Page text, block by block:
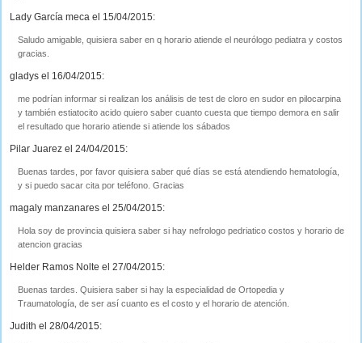
Lady García meca el 15/04/2015:
Saludo amigable, quisiera saber en q horario atiende el neurólogo pediatra y costos
gracias.
gladys el 16/04/2015:
me podrían informar si realizan los análisis de test de cloro en sudor en pilocarpina
y también estiatocito acido quiero saber cuanto cuesta que tiempo demora en salir
el resultado que horario atiende si atiende los sábados
Pilar Juarez el 24/04/2015:
Buenas tardes, por favor quisiera saber qué días se está atendiendo hematología,
y si puedo sacar cita por teléfono. Gracias
magaly manzanares el 25/04/2015:
Hola soy de provincia quisiera saber si hay nefrologo pedriatico costos y horario de
atencion gracias
Helder Ramos Nolte el 27/04/2015:
Buenas tardes. Quisiera saber si hay la especialidad de Ortopedia y
Traumatología, de ser así cuanto es el costo y el horario de atención.
Judith el 28/04/2015: